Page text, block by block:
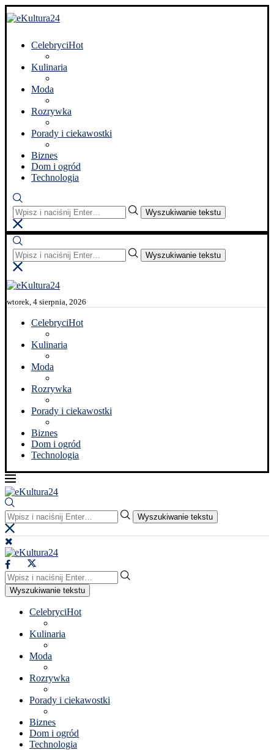
CelebryciHot
Kulinaria
Moda
Rozrywka
Porady i ciekawostki
Biznes
Dom i ogród
Technologia
Wyszukiwanie tekstu
Wyszukiwanie tekstu
wtorek, 4 sierpnia, 2026
CelebryciHot
Kulinaria
Moda
Rozrywka
Porady i ciekawostki
Biznes
Dom i ogród
Technologia
Wyszukiwanie tekstu
Wyszukiwanie tekstu
CelebryciHot
Kulinaria
Moda
Rozrywka
Porady i ciekawostki
Biznes
Dom i ogród
Technologia